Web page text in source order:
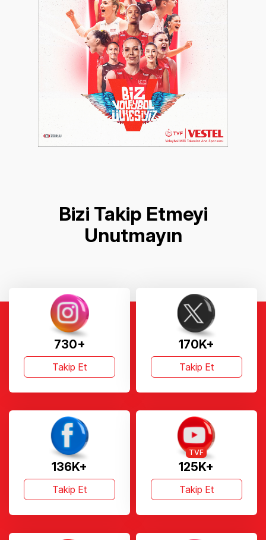
Bizi Takip Etmeyi
Unutmayın
730+
Takip Et
170K+
Takip Et
136K+
Takip Et
125K+
TVF
Takip Et